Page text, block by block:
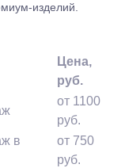
изделий.
Цена,
руб.
от 1100
руб.
в
от 750
руб.